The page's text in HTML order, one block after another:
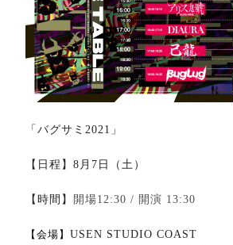
「バグサミ2021」
【日程】 8 月 7 日（土）
【時間】 開場12:30 / 開演 13:30
【会場】 USEN STUDIO COAST